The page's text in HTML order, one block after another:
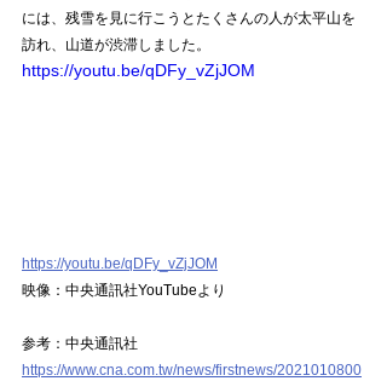
には、残雪を見に行こうとたくさんの人が太平山を
訪れ、山道が渋滞しました。
https://youtu.be/qDFy_vZjJOM
https://youtu.be/qDFy_vZjJOM
映像：中央通訊社YouTubeより
参考：中央通訊社
https://www.cna.com.tw/news/firstnews/2021010800